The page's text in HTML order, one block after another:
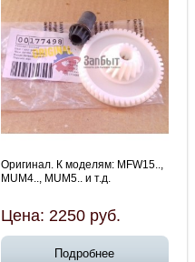
Оригинал. К моделям: MFW15..,
MUM4.., MUM5.. и т.д.
Цена: 2250 руб.
Подробнее